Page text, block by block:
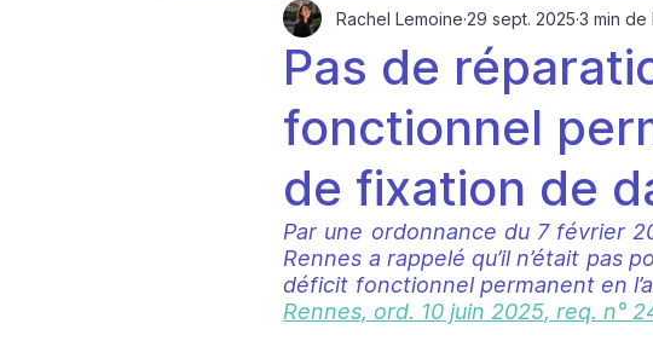
Pas de
fonctionnel
de fixation de
Rachel Lemoine 29 sept. 2025 3 min de
Par une ordonnance du 7 février
Rennes a rappelé qu’il n’était pas
déficit fonctionnel permanent en
Rennes, ord. 10 juin 2025, req. n°